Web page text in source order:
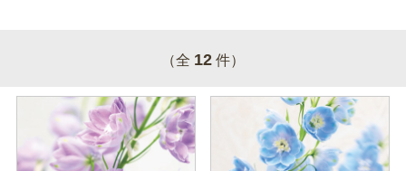
（全 12 件）